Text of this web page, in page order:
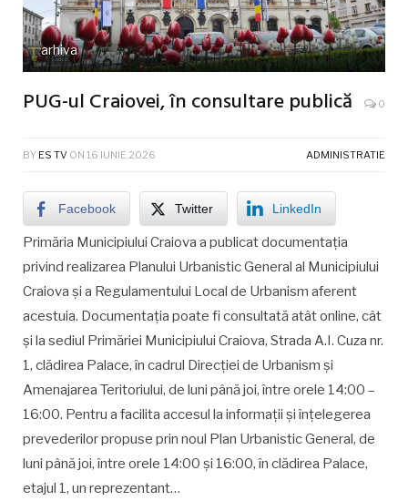
arhiva
PUG-ul Craiovei, în consultare publică 0
BY ES TV ON 16 IUNIE 2026 ADMINISTRATIE
Facebook Twitter LinkedIn
Primăria Municipiului Craiova a publicat documentația
privind realizarea Planului Urbanistic General al Municipiului
Craiova și a Regulamentului Local de Urbanism aferent
acestuia. Documentația poate fi consultată atât online, cât
și la sediul Primăriei Municipiului Craiova, Strada A.I. Cuza nr.
1, clădirea Palace, în cadrul Direcției de Urbanism și
Amenajarea Teritoriului, de luni până joi, între orele 14:00 –
16:00. Pentru a facilita accesul la informații și înțelegerea
prevederilor propuse prin noul Plan Urbanistic General, de
luni până joi, între orele 14:00 și 16:00, în clădirea Palace,
etajul 1, un reprezentant…